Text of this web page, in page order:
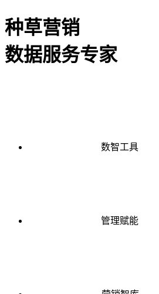
种草营销
数据服务专家
数智工具
管理赋能